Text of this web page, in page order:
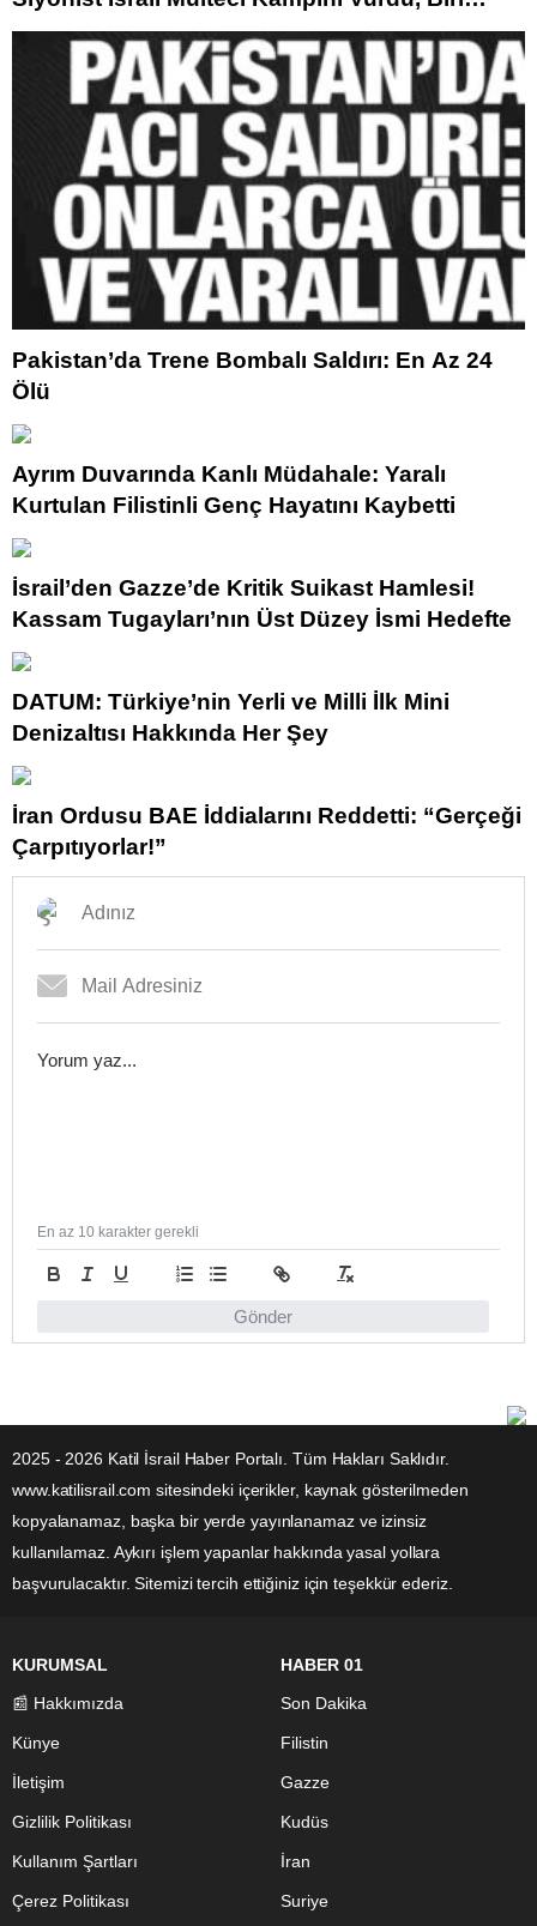
Çocuk 3 Can Daha Hayattan Koparıldı!
Pakistan’da Trene Bombalı Saldırı: En Az 24
Ölü
Ayrım Duvarında Kanlı Müdahale: Yaralı
Kurtulan Filistinli Genç Hayatını Kaybetti
İsrail’den Gazze’de Kritik Suikast Hamlesi!
Kassam Tugayları’nın Üst Düzey İsmi Hedefte
DATUM: Türkiye’nin Yerli ve Milli İlk Mini
Denizaltısı Hakkında Her Şey
İran Ordusu BAE İddialarını Reddetti: “Gerçeği
Çarpıtıyorlar!”
Gönder
En az 10 karakter gerekli
2025 - 2026 Katil İsrail Haber Portalı. Tüm Hakları Saklıdır.
www.katilisrail.com sitesindeki içerikler, kaynak gösterilmeden
kopyalanamaz, başka bir yerde yayınlanamaz ve izinsiz
kullanılamaz. Aykırı işlem yapanlar hakkında yasal yollara
başvurulacaktır. Sitemizi tercih ettiğiniz için teşekkür ederiz.
KURUMSAL
📰 Hakkımızda
Künye
İletişim
Gizlilik Politikası
Kullanım Şartları
Çerez Politikası
HABER 01
Son Dakika
Filistin
Gazze
Kudüs
İran
Suriye